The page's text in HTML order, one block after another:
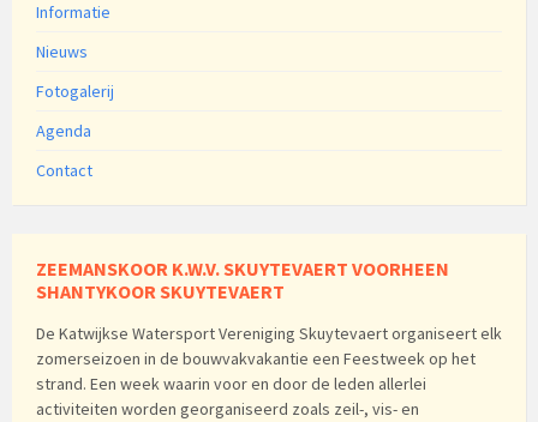
Informatie
Nieuws
Fotogalerij
Agenda
Contact
ZEEMANSKOOR K.W.V. SKUYTEVAERT VOORHEEN
SHANTYKOOR SKUYTEVAERT
De Katwijkse Watersport Vereniging Skuytevaert organiseert elk
zomerseizoen in de bouwvakvakantie een Feestweek op het
strand. Een week waarin voor en door de leden allerlei
activiteiten worden georganiseerd zoals zeil-, vis- en